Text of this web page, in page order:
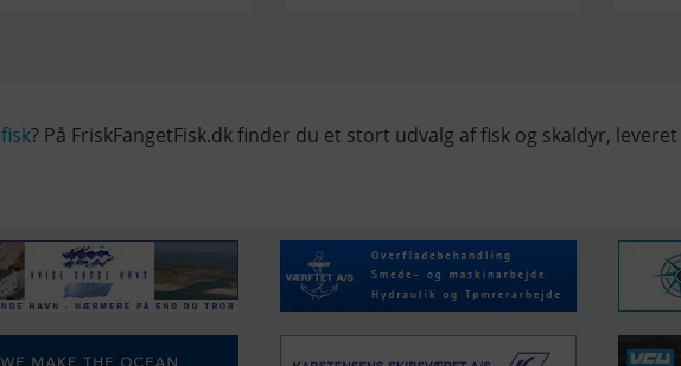
fisk? På FriskFangetFisk.dk finder du et stort udvalg af fisk og skaldyr,